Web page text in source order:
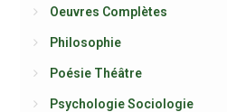
Oeuvres Complètes
Philosophie
Poésie Théâtre
Psychologie Sociologie